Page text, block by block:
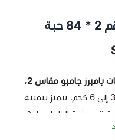
بامبرز جامبو مقاس 2
،
المصممة خصيصًا للأطفال من وزن 3 إلى 6 كجم. تتميز بتقنية
وتبقي بشرة الطفل جافة
من التهيجات.